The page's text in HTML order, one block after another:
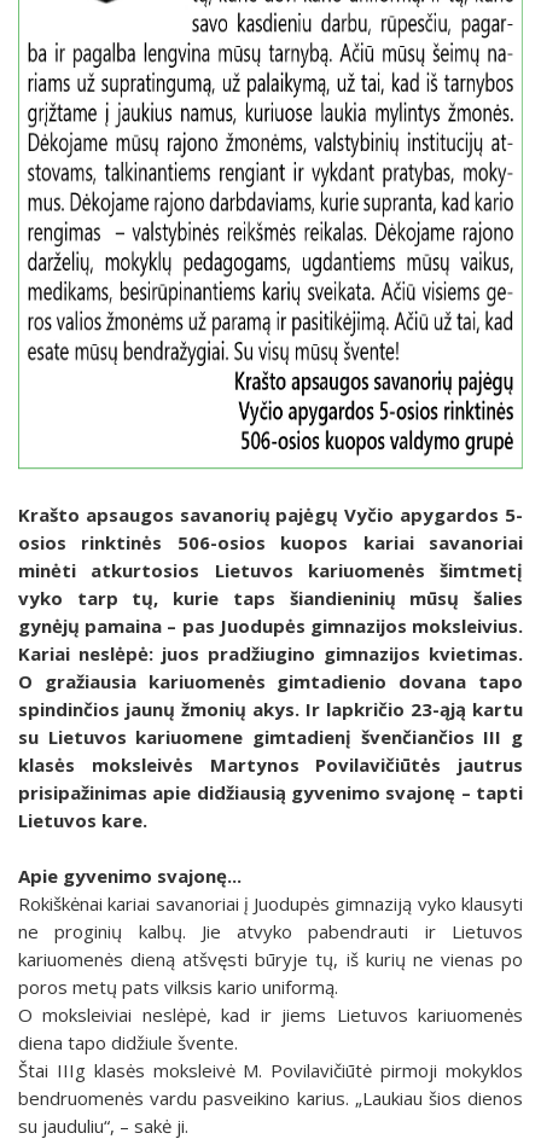
Krašto apsaugos savanorių pajėgų Vyčio apygardos 5-
osios rinktinės 506-osios kuopos kariai savanoriai
minėti atkurtosios Lietuvos kariuomenės šimtmetį
vyko tarp tų, kurie taps šiandieninių mūsų šalies
gynėjų pamaina – pas Juodupės gimnazijos moksleivius.
Kariai neslėpė: juos pradžiugino gimnazijos kvietimas.
O gražiausia kariuomenės gimtadienio dovana tapo
spindinčios jaunų žmonių akys. Ir lapkričio 23-ąją kartu
su Lietuvos kariuomene gimtadienį švenčiančios III g
klasės moksleivės Martynos Povilavičiūtės jautrus
prisipažinimas apie didžiausią gyvenimo svajonę – tapti
Lietuvos kare.
Apie gyvenimo svajonę...
Rokiškėnai kariai savanoriai į Juodupės gimnaziją vyko klausyti
ne proginių kalbų. Jie atvyko pabendrauti ir Lietuvos
kariuomenės dieną atšvęsti būryje tų, iš kurių ne vienas po
poros metų pats vilksis kario uniformą.
O moksleiviai neslėpė, kad ir jiems Lietuvos kariuomenės
diena tapo didžiule švente.
Štai IIIg klasės moksleivė M. Povilavičiūtė pirmoji mokyklos
bendruomenės vardu pasveikino karius. „Laukiau šios dienos
su jauduliu“, – sakė ji.